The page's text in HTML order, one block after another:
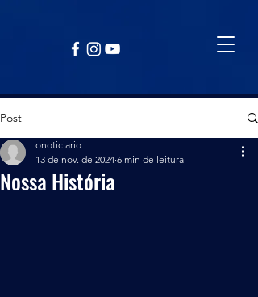
Post
Nossa História
onoticiario
13 de nov. de 2024 6 min de leitura